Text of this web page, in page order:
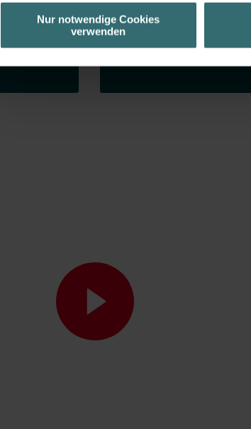
unserer Website verwenden, um Ihnen die
basierend auf Ihren Interessen zur Verfügung zu
Datenschutzerklärung widerrufen.
Zehnder Group Schweiz AG: Datenschutz
Zehnder Polska Sp. z o.o.: Oświadczenie o ochronie
Zehnder Group UK Limited: Privacy Policy
Nur notwendige Cookies
verwenden